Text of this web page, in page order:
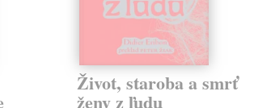
Život, staroba a smrť
ženy z ľudu